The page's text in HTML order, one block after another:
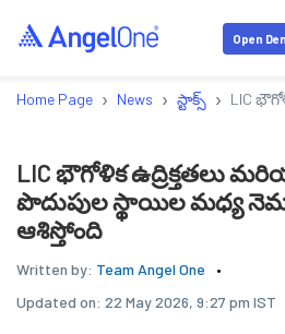
Open
Home Page › News › స్టాక్స్ › LIC
LIC భౌగోళిక ఉద్రిక్తతలు
పొదుపుల స్థాయిల మధ్య
ఆశిస్తోంది
Written by: Team Angel One
Updated on: 22 May 2026, 9:27 pm IST